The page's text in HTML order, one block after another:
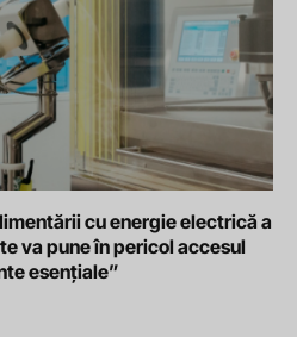
cu energie electrică a
va pune în pericol accesul
esențiale”